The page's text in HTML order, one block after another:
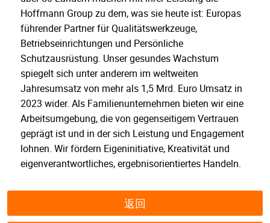
Hoffmann Group zu dem, was sie heute ist: Europas
führender Partner für Qualitätswerkzeuge,
Betriebseinrichtungen und Persönliche
Schutzausrüstung. Unser gesundes Wachstum
spiegelt sich unter anderem im weltweiten
Jahresumsatz von mehr als 1,5 Mrd. Euro Umsatz in
2023 wider. Als Familienunternehmen bieten wir eine
Arbeitsumgebung, die von gegenseitigem Vertrauen
geprägt ist und in der sich Leistung und Engagement
lohnen. Wir fördern Eigeninitiative, Kreativität und
eigenverantwortliches, ergebnisorientiertes Handeln.
返回